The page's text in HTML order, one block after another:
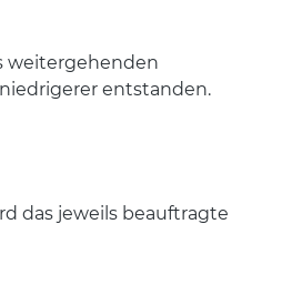
weitergehenden
entstanden.
das jeweils beauftragte